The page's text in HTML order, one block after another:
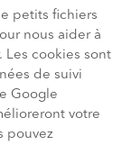
petits fichiers
nous aider à
Les cookies sont
de suivi
Google
votre
pouvez